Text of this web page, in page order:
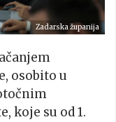
Zadarska županija
osobito u
koje su od 1.